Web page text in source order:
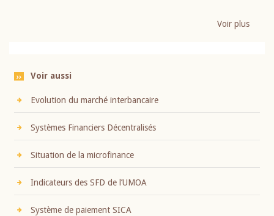
Voir plus
Voir aussi
Evolution du marché interbancaire
Systèmes Financiers Décentralisés
Situation de la microfinance
Indicateurs des SFD de l’UMOA
Système de paiement SICA